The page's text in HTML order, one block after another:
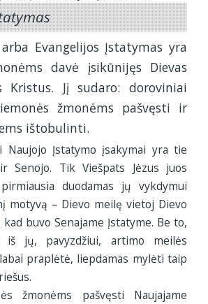
Evangelijos Įstatymas yra
davė įsikūnijęs Dievas
Kristus. Jį sudaro: doroviniai
žmonėms pašvęsti ir
ištobulinti.
Naujojo Įstatymo įsakymai yra tie
Senojo. Tik Viešpats Jėzus juos
duodamas jų vykdymui
motyvą – Dievo meilę vietoj Dievo
buvo Senajame Įstatyme. Be to,
iš jų, pavyzdžiui, artimo meilės
praplėtė, liepdamas mylėti taip
žmonėms pašvęsti Naujajame